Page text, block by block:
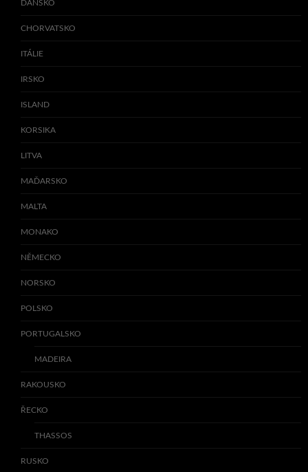
DÁNSKO
CHORVATSKO
ITÁLIE
IRSKO
ISLAND
KORSIKA
LITVA
MAĎARSKO
MALTA
MONAKO
NĚMECKO
NORSKO
POLSKO
PORTUGALSKO
MADEIRA
RAKOUSKO
ŘECKO
THASSOS
RUSKO